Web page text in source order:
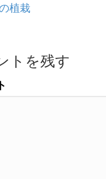
植栽
トを残す